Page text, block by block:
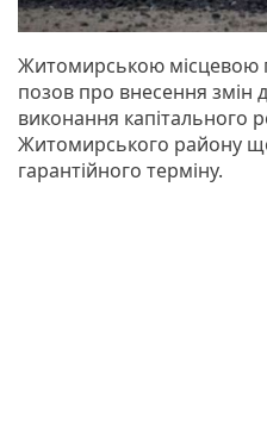
Житомирською місцевою
позов про внесення змін
виконання капітального
Житомирського району
гарантійного терміну.